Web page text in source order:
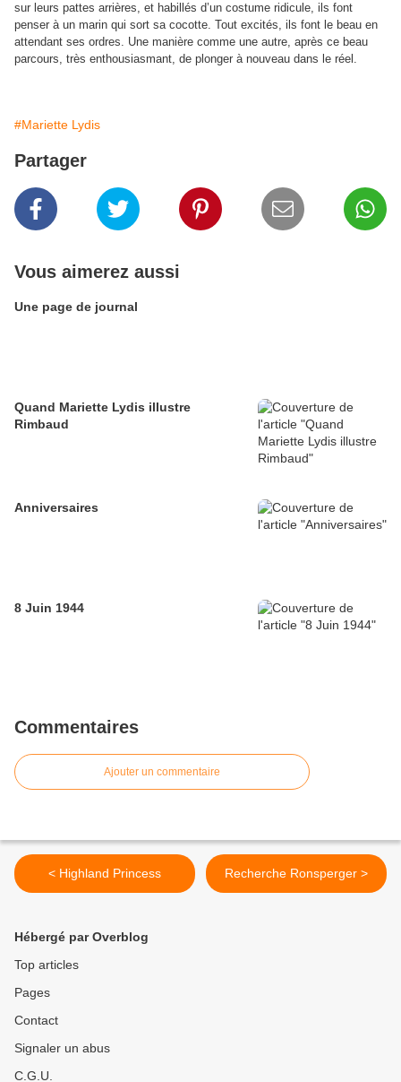
sur leurs pattes arrières, et habillés d’un costume ridicule, ils font
penser à un marin qui sort sa cocotte. Tout excités, ils font le beau en
attendant ses ordres. Une manière comme une autre, après ce beau
parcours, très enthousiasmant, de plonger à nouveau dans le réel.
#Mariette Lydis
Partager
Vous aimerez aussi
Une page de journal
Quand Mariette Lydis illustre
Rimbaud
Anniversaires
8 Juin 1944
Commentaires
Ajouter un commentaire
< Highland Princess Recherche Ronsperger >
Hébergé par Overblog
Top articles
Pages
Contact
Signaler un abus
C.G.U.